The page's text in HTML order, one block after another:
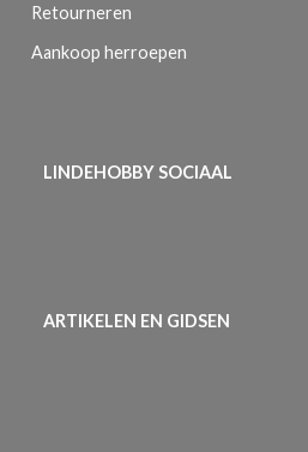
Retourneren
Aankoop herroepen
LINDEHOBBY SOCIAAL
ARTIKELEN EN GIDSEN